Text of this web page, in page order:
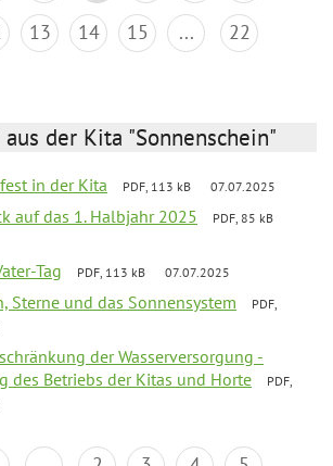
13 14 15 ... 22
der Kita "Sonnenschein"
in der Kita PDF, 113 kB 07.07.2025
auf das 1. Halbjahr 2025
PDF, 85 kB
Tag PDF, 113 kB 07.07.2025
Sterne und das Sonnensystem
PDF,
der Wasserversorgung -
des Betriebs der Kitas und Horte
PDF,